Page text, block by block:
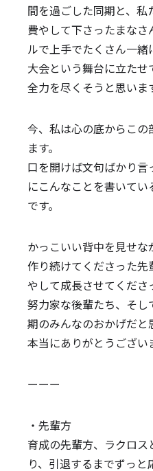
間を過ごした同期と、私
費やして下さったまなさ
ルで上手でたくさん一緒
大会という舞台に立たせ
全力を尽くそうと思いま
今、私は心の底からこの
ます。
口を開けば文句ばかり
にこんなことを書いてい
です。
かっこいい背中を見せな
作り続けてくださった先
やして成長させてくださ
努力家な後輩たち、そし
期のみんなのおかげだと
本当にありがとうござい
ーーー
・先輩方
育成の先輩方、ラクロス
り、引退するまでずっと